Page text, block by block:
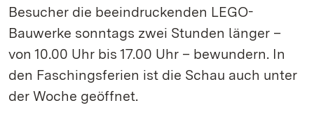
Besucher die beeindruckenden LEGO-
Bauwerke sonntags zwei Stunden länger –
von 10.00 Uhr bis 17.00 Uhr – bewundern. In
den Faschingsferien ist die Schau auch unter
der Woche geöffnet.